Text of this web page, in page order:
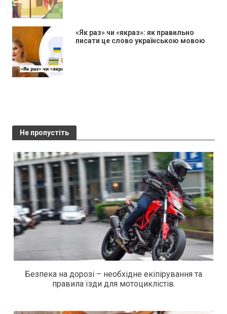
«Як раз» чи «якраз»: як правильно
писати це слово українською мовою
Не пропустіть
Безпека на дорозі – необхідне екіпірування та
правила їзди для мотоциклістів.